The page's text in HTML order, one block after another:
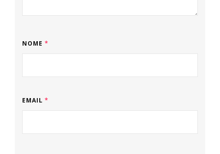
NOME *
EMAIL *